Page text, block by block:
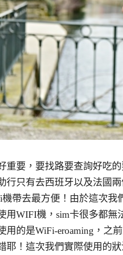
重要，要找路要查詢好吃
行只有去西班牙以及法國
帶去最方便！由於這次我
用WIFI機，sim卡很多都無
用的是WiFi-eroaming，之
耶！這次我們實際使用的